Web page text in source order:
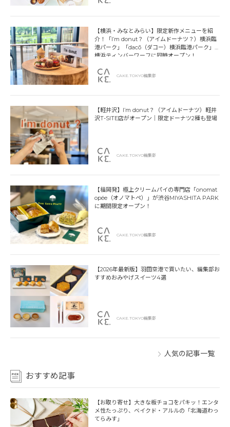
【横浜・みなとみらい】限定新作メニューを紹
介！「I’m donut？（アイムドーナツ？）横浜臨
港パーク」「dacō（ダコー）横浜臨港パーク」
横浜ティンバーワーフに同時オープン！
CAKE.TOKYO編集部
【軽井沢】I’m donut？（アイムドーナツ）軽井
沢T-SITE店がオープン｜限定ドーナツ2種も登場
CAKE.TOKYO編集部
【福岡発】極上クリームパイの専門店「onomat
opée（オノマトペ）」が渋谷MIYASHITA PARK
に期間限定オープン！
CAKE.TOKYO編集部
【2026年最新版】羽田空港で買いたい、編集部お
すすめおみやげスイーツ4選
CAKE.TOKYO編集部
人気の記事一覧
おすすめ記事
【お取り寄せ】大きな板チョコをパキッ！エンタ
メ性たっぷり、ベイクド・アルルの「北海道わっ
てらみす」